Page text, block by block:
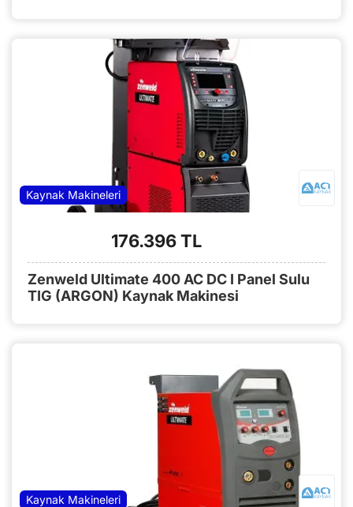
Kaynak Makineleri
176.396 TL
Zenweld Ultimate 400 AC DC I Panel Sulu
TIG (ARGON) Kaynak Makinesi
Kaynak Makineleri